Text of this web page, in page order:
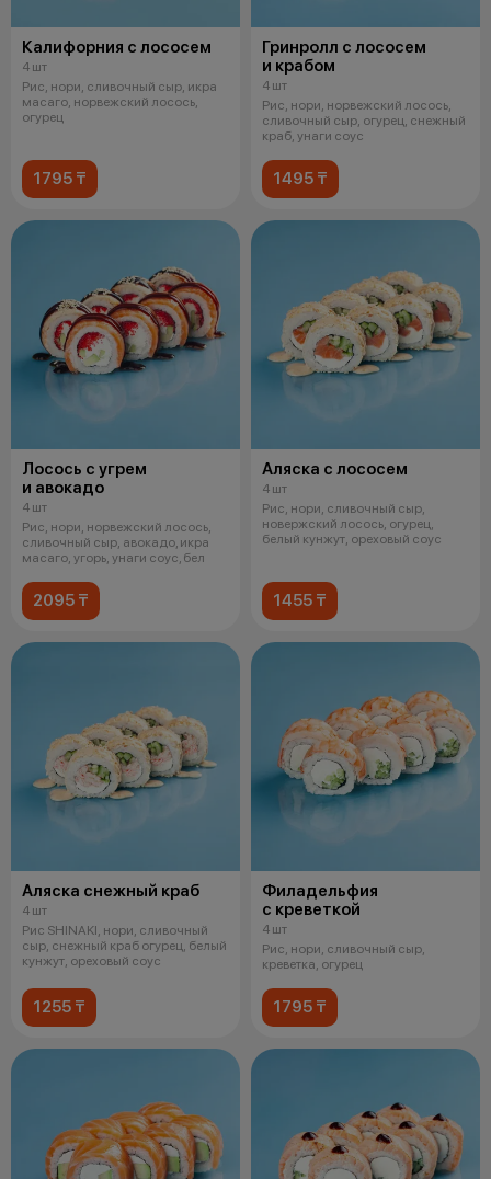
Калифорния с лососем
4 шт
Рис, нори, сливочный сыр, икра
масаго, норвежский лосось,
огурец
1795 ₸
Гринролл с лососем
и крабом
4 шт
Рис, нори, норвежский лосось,
сливочный сыр, огурец, снежный
краб, унаги соус
1495 ₸
Лосось с угрем
и авокадо
4 шт
Рис, нори, норвежский лосось,
сливочный сыр, авокадо, икра
масаго, угорь, унаги соус, бел
2095 ₸
Аляска с лососем
4 шт
Рис, нори, сливочный сыр,
новержский лосось, огурец,
белый кунжут, ореховый соус
1455 ₸
Аляска снежный краб
4 шт
Рис SHINAKI, нори, сливочный
сыр, снежный краб огурец, белый
кунжут, ореховый соус
1255 ₸
Филадельфия
с креветкой
4 шт
Рис, нори, сливочный сыр,
креветка, огурец
1795 ₸